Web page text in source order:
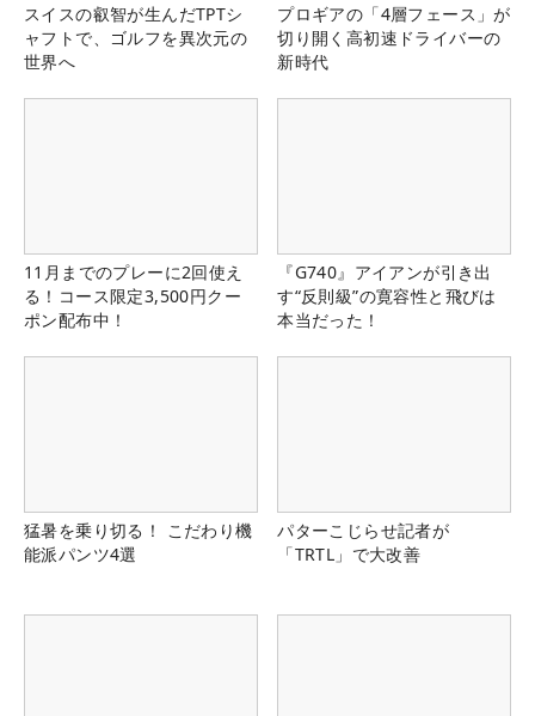
スイスの叡智が生んだTPTシ
ャフトで、ゴルフを異次元の
世界へ
プロギアの「4層フェース」が
切り開く高初速ドライバーの
新時代
11月までのプレーに2回使え
る！コース限定3,500円クー
ポン配布中！
『G740』アイアンが引き出
す“反則級”の寛容性と飛びは
本当だった！
猛暑を乗り切る！ こだわり機
能派パンツ4選
パターこじらせ記者が
「TRTL」で大改善